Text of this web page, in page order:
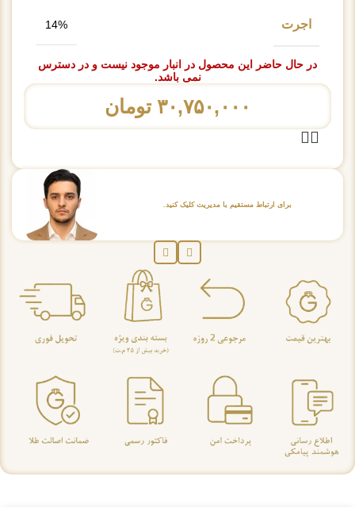
اجرت 14%
در حال حاضر این محصول در انبار موجود نیست و در دسترس
نمی باشد.
۳۰,۷۵۰,۰۰۰ تومان
برای ارتباط مستقیم با مدیریت کلیک کنید.